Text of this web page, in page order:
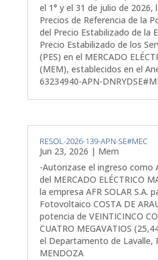
el 1° y el 31 de julio de 2026,
Precios de Referencia de la
del Precio Estabilizado de la
Precio Estabilizado de los
(PES) en el MERCADO
(MEM), establecidos en el
63234940-APN-
RESOL-2026-139-APN-SE#MEC
Jun 23, 2026 | Mem
-Autorizase el ingreso como
del MERCADO ELÉCTRICO
la empresa AFR SOLAR S.A.
Fotovoltaico COSTA DE
potencia de VEINTICINCO
CUATRO MEGAVATIOS
el Departamento de Lavalle,
MENDOZA